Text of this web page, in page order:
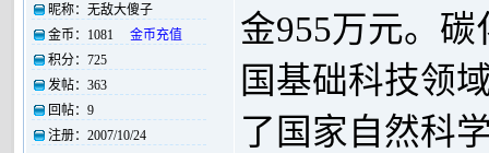
昵称： 无敌大傻子
金币：
1081
金币充值
积分： 725
发帖： 363
回帖： 9
注册： 2007/10/24
金955万元。
国基础科技领
了国家自然科